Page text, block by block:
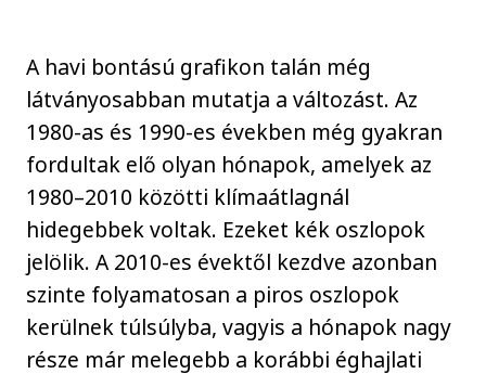
A havi bontású grafikon talán még
látványosabban mutatja a változást. Az
1980-as és 1990-es években még gyakran
fordultak elő olyan hónapok, amelyek az
1980–2010 közötti klímaátlagnál
hidegebbek voltak. Ezeket kék oszlopok
jelölik. A 2010-es évektől kezdve azonban
szinte folyamatosan a piros oszlopok
kerülnek túlsúlyba, vagyis a hónapok nagy
része már melegebb a korábbi éghajlati